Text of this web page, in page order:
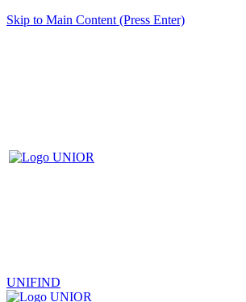
Skip to Main Content (Press Enter)
UNIFIND